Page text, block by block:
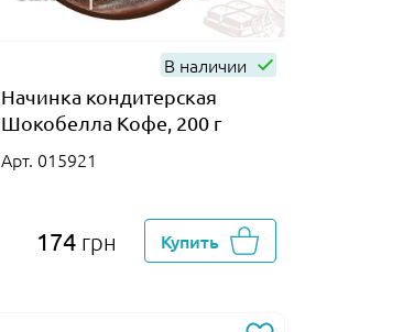
В наличии
Начинка кондитерская
Шокобелла Кофе, 200 г
Арт. 015921
174грн Купить